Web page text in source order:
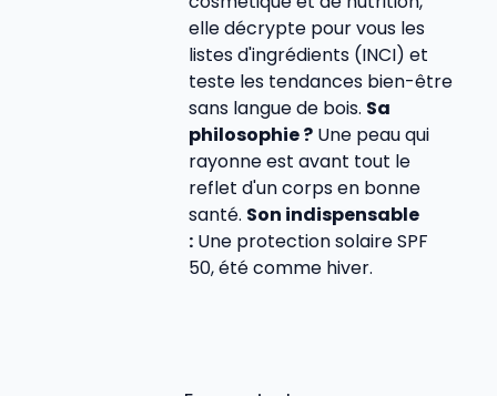
elle décrypte pour vous les
listes d'ingrédients (INCI) et
teste les tendances bien-être
sans langue de bois. Sa
philosophie ? Une peau qui
rayonne est avant tout le
reflet d'un corps en bonne
santé. Son indispensable
: Une protection solaire SPF
50, été comme hiver.